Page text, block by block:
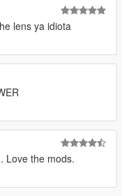
lens ya idiota
Love the mods.